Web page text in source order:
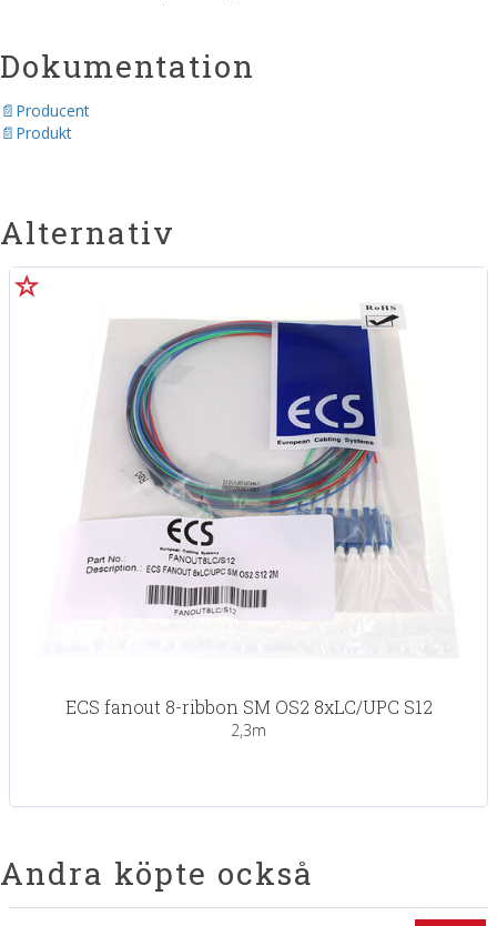
Dokumentation
Producent
Produkt
Alternativ
ECS fanout 8-ribbon SM OS2 8xLC/UPC S12
2,3m
Andra köpte också